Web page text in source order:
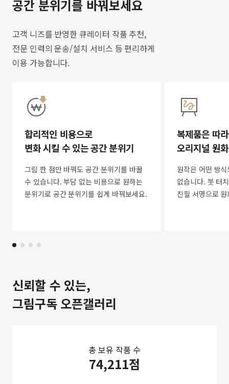
공간 분위기를 바꿔보세요
고객 니즈를 반영한 큐레이터 작품 추천,
전문 인력의 운송/설치 서비스 등 편리하게
이용 가능합니다.
합리적인 비용으로
변화 시킬 수 있는 공간 분위기
그림 한 점만 바꿔도 공간 분위기를 바꿀
수 있습니다. 부담 없는 비용으로 원하는
분위기로 공간 분위기를 쉽게 바꿔보세요.
복제품은 따
오리지널 원
원작은 어떤 방
없습니다. 붓 터
친필 서명으로
신뢰할 수 있는,
그림구독 오픈갤러리
총 보유 작품 수
74,211점